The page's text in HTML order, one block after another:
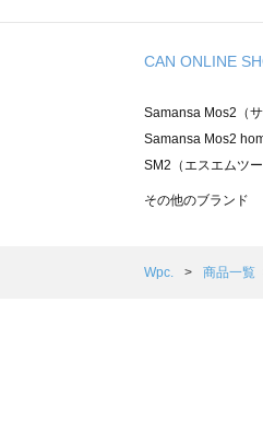
CAN ONLINE
Samansa Mos2（
Samansa Mos2
SM2（エスエムツ
TSUHARU by
Samansa Mos2
その他のブランド
Wpc. 商品一覧